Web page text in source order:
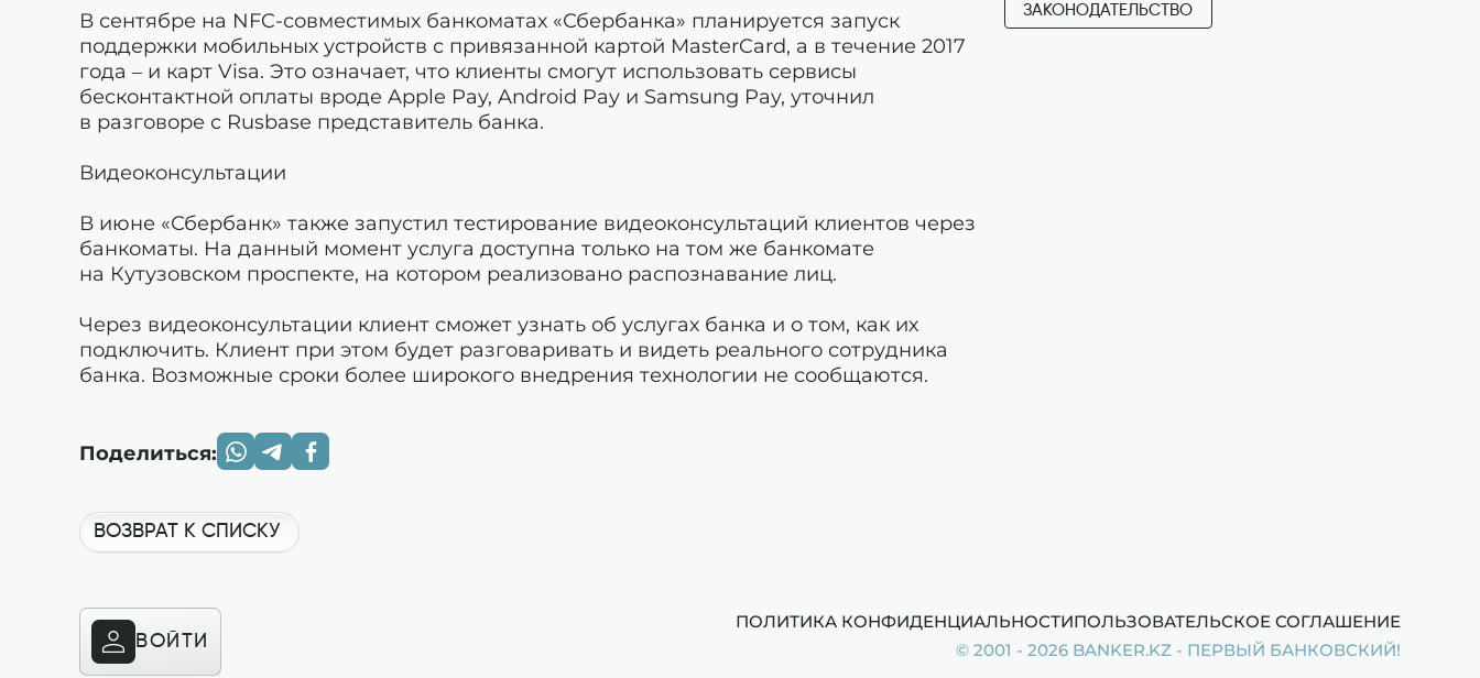
В сентябре на NFC-совместимых банкоматах «Сбербанка» планируется запуск
поддержки мобильных устройств с привязанной картой MasterCard, а в течение 2017
года – и карт Visa. Это означает, что клиенты смогут использовать сервисы
бесконтактной оплаты вроде Apple Pay, Android Pay и Samsung Pay, уточнил
в разговоре с Rusbase представитель банка.
Видеоконсультации
В июне «Сбербанк» также запустил тестирование видеоконсультаций клиентов через
банкоматы. На данный момент услуга доступна только на том же банкомате
на Кутузовском проспекте, на котором реализовано распознавание лиц.
Через видеоконсультации клиент сможет узнать об услугах банка и о том, как их
подключить. Клиент при этом будет разговаривать и видеть реального сотрудника
банка. Возможные сроки более широкого внедрения технологии не сообщаются.
Поделиться:
ВОЗВРАТ К СПИСКУ
ЗАКОНОДАТЕЛЬСТВО
ПОЛИТИКА КОНФИДЕНЦИАЛЬНОСТИПОЛЬЗОВАТЕЛЬСКОЕ СОГЛАШЕНИЕ
© 2001 - 2026 BANKER.KZ - ПЕРВЫЙ БАНКОВСКИЙ!
ВОЙТИ